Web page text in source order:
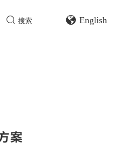
搜索 English